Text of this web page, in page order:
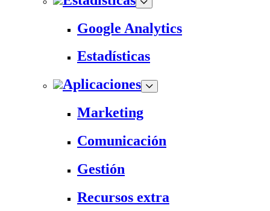
Google Analytics
Estadísticas
Aplicaciones
Marketing
Comunicación
Gestión
Recursos extra